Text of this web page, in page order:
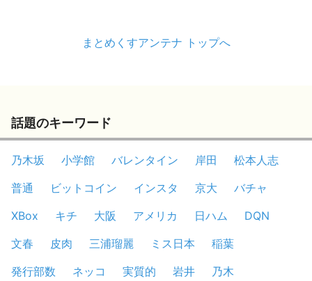
まとめくすアンテナ トップへ
話題のキーワード
乃木坂 小学館 バレンタイン 岸田
松本人志
普通
ビットコイン インスタ 京大
バチャ
XBox
キチ 大阪 アメリカ 日ハム
DQN
文春
皮肉 三浦瑠麗 ミス日本
稲葉
発行部数
ネッコ 実質的 岩井
乃木